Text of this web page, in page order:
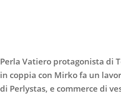
Perla Vatiero protagonista di
in coppia con Mirko fa un
di Perlystas, e commerce di